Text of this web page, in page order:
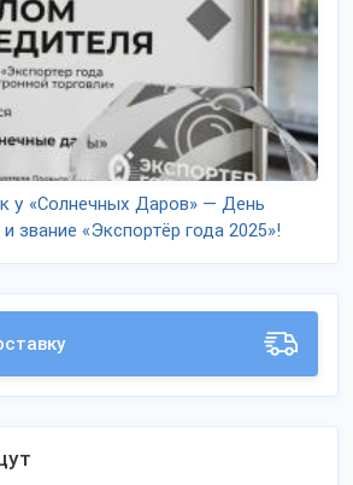
у «Солнечных Даров» — День
звание «Экспортёр года 2025»!